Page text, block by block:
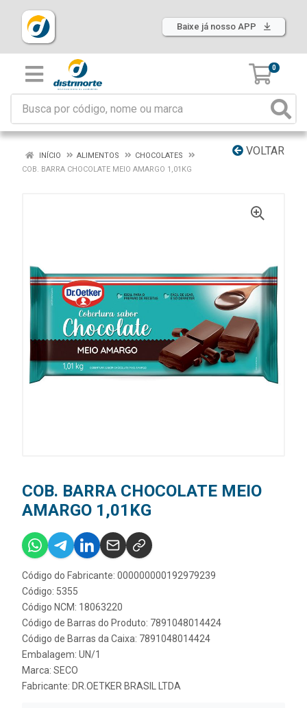
Baixe já nosso APP
0
VOLTAR
INÍCIO ALIMENTOS
CHOCOLATES
COB. BARRA CHOCOLATE MEIO AMARGO 1,01KG
COB. BARRA CHOCOLATE MEIO
AMARGO 1,01KG
Código do Fabricante: 000000000192979239
Código: 5355
Código NCM: 18063220
Código de Barras do Produto: 7891048014424
Código de Barras da Caixa: 7891048014424
Embalagem: UN/1
Marca: SECO
Fabricante: DR.OETKER BRASIL LTDA